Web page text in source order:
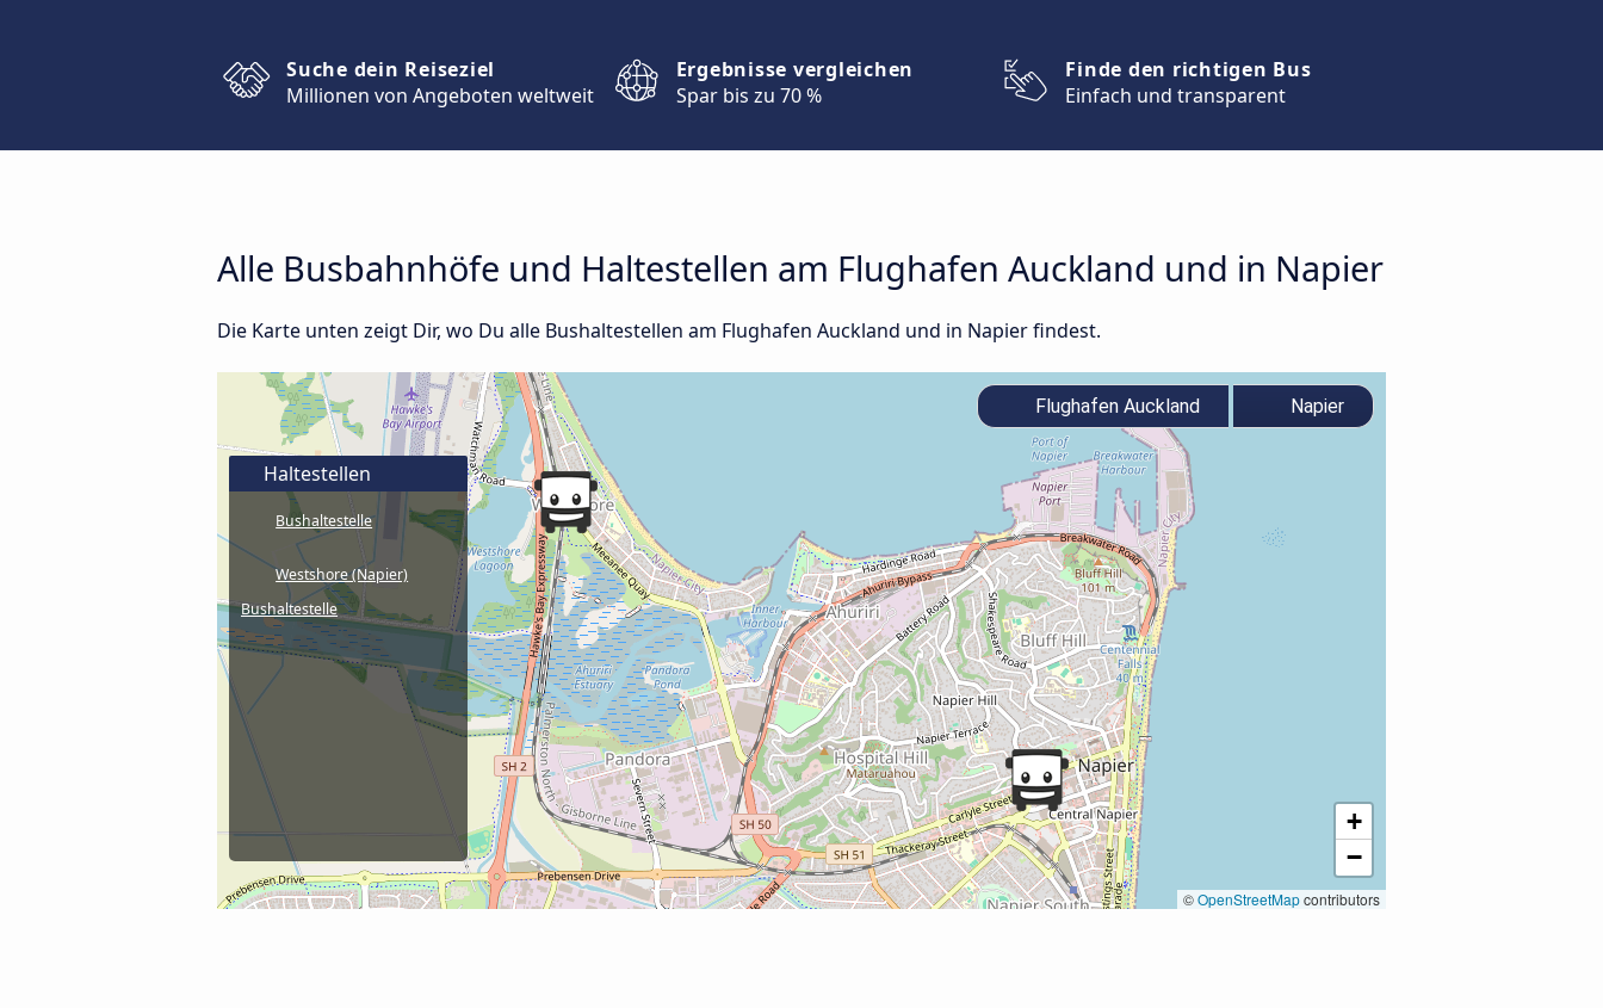
Suche dein Reiseziel
Millionen von Angeboten weltweit
Ergebnisse vergleichen
Spar bis zu 70 %
Finde den richtigen Bus
Einfach und transparent
Alle Busbahnhöfe und Haltestellen am Flughafen Auckland und in Napier
Die Karte unten zeigt Dir, wo Du alle Bushaltestellen am Flughafen Auckland und in Napier findest.
+
−
©OpenStreetMapcontributors
Haltestellen
Bushaltestelle
Westshore (Napier)
Bushaltestelle
Flughafen Auckland Napier